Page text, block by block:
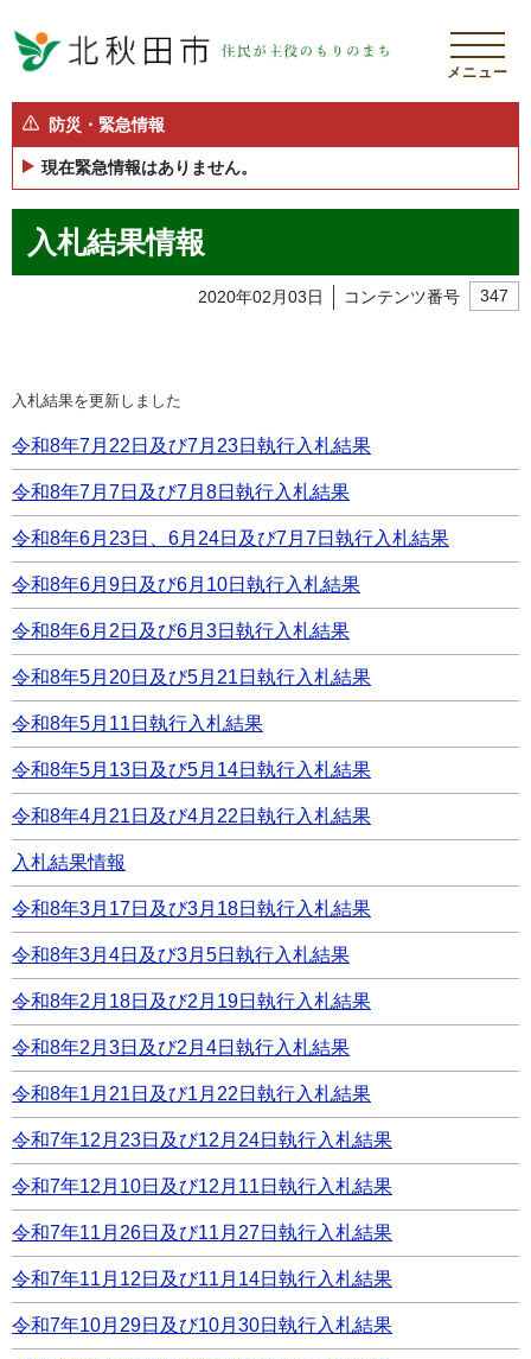
メニュー
防災・緊急情報
現在緊急情報はありません。
入札結果情報
2020年02月03日 コンテンツ番号 347
入札結果を更新しました
令和8年7月22日及び7月23日執行入札結果
令和8年7月7日及び7月8日執行入札結果
令和8年6月23日、6月24日及び7月7日執行入札結果
令和8年6月9日及び6月10日執行入札結果
令和8年6月2日及び6月3日執行入札結果
令和8年5月20日及び5月21日執行入札結果
令和8年5月11日執行入札結果
令和8年5月13日及び5月14日執行入札結果
令和8年4月21日及び4月22日執行入札結果
入札結果情報
令和8年3月17日及び3月18日執行入札結果
令和8年3月4日及び3月5日執行入札結果
令和8年2月18日及び2月19日執行入札結果
令和8年2月3日及び2月4日執行入札結果
令和8年1月21日及び1月22日執行入札結果
令和7年12月23日及び12月24日執行入札結果
令和7年12月10日及び12月11日執行入札結果
令和7年11月26日及び11月27日執行入札結果
令和7年11月12日及び11月14日執行入札結果
令和7年10月29日及び10月30日執行入札結果